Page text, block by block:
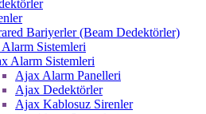
Bariyerler (Beam Dedektörler)
Sistemleri
Alarm Sistemleri
Ajax Alarm Panelleri
Ajax Dedektörler
Ajax Kablosuz Sirenler